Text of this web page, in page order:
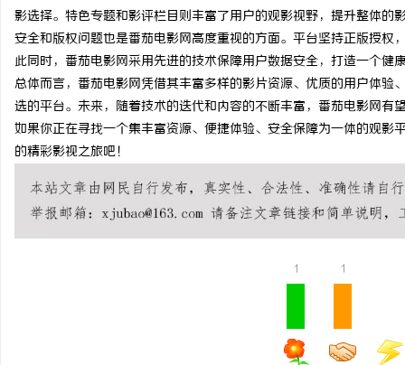
影选择。特色专题和影评栏目则丰富了用户的观影视野，提升整体的
安全和版权问题也是番茄电影网高度重视的方面。平台坚持正版授
此同时，番茄电影网采用先进的技术保障用户数据安全，打造一个健
总体而言，番茄电影网凭借其丰富多样的影片资源、优质的用户体
选的平台。未来，随着技术的迭代和内容的不断丰富，番茄电影网有
如果你正在寻找一个集丰富资源、便捷体验、安全保障为一体的观
的精彩影视之旅吧！
1 1
面解析2828电影网：影视资源的丰富宝库
其使用指南
在线影院的崛起与未来